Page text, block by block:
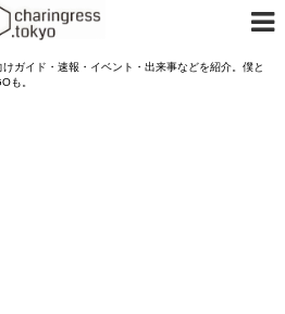
ガイド・速報・イベント・出来事などを紹介。僕と
も。